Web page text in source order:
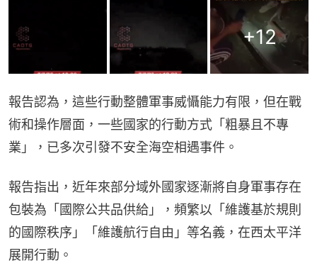
+12
報告認為，這些行動整體軍事威懾能力有限，但在戰
術和操作層面，一些國家的行動方式「粗暴且不專
業」，已多次引發不安全海空相遇事件。
報告指出，近年來部分域外國家逐漸將自身軍事存在
包裝為「國際公共品供給」，頻繁以「維護基於規則
的國際秩序」「維護航行自由」等名義，在西太平洋
展開行動。